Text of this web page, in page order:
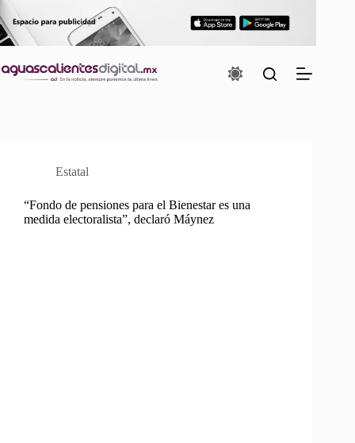
al
contenido
Estatal
“Fondo de pensiones para el Bienestar es una
medida electoralista”, declaró Máynez